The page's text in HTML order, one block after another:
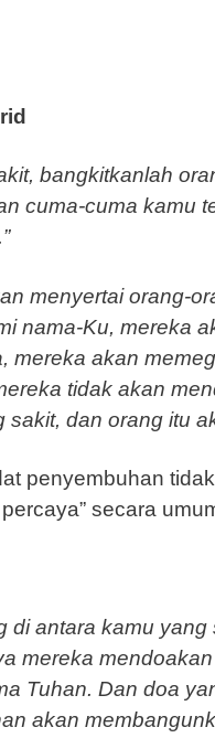
bangkitkanlah
cuma-cuma kamu
menyertai orang-
nama-Ku, mereka
mereka akan
tidak akan
dan orang itu
penyembuhan
secara
di antara kamu yang
mereka
Tuhan. Dan doa
akan